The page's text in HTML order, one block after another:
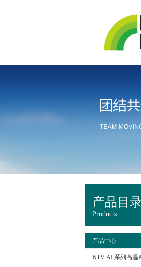
产品目录
Products
产品中心
NTV-AI 系列高温